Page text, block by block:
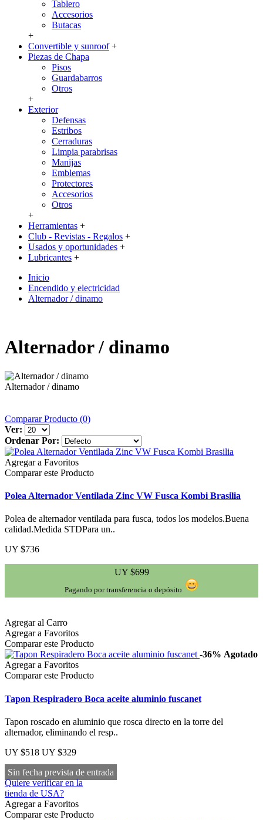
Tablero
Accesorios
Butacas
+
Convertible y sunroof +
Piezas de Chapa
Pisos
Guardabarros
Otros
+
Exterior
Defensas
Estribos
Cerraduras
Limpia parabrisas
Manijas
Emblemas
Protectores
Accesorios
Otros
+
Herramientas +
Club - Revistas - Regalos +
Usados y oportunidades +
Lubricantes +
Inicio
Encendido y electricidad
Alternador / dinamo
Alternador / dinamo
Alternador / dinamo
Comparar Producto (0)
Ver:
Ordenar Por:
Agregar a Favoritos
Comparar este Producto
Polea Alternador Ventilada Zinc VW Fusca Kombi Brasilia
Polea de alternador ventilada para fusca, todos los modelos.Buena
calidad.Medida STDPara un..
UY $736
UY $699
Pagando por transferencia o depósito
Agregar al Carro
Agregar a Favoritos
Comparar este Producto
-36% Agotado
Agregar a Favoritos
Comparar este Producto
Tapon Respiradero Boca aceite aluminio fuscanet
Tapon roscado en aluminio que rosca directo en la torre del
alternador, eliminando el resp..
UY $518 UY $329
Sin fecha prevista de entrada
Quiere verificar en la
tienda de USA?
Agregar a Favoritos
Comparar este Producto